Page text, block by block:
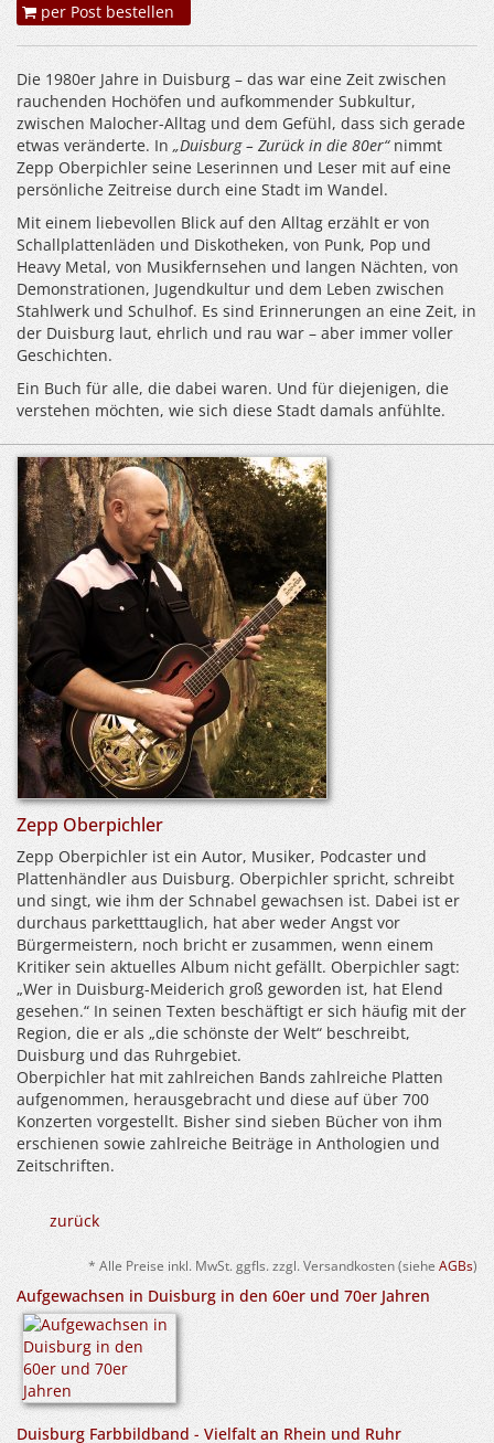
per Post bestellen
Die 1980er Jahre in Duisburg – das war eine Zeit zwischen
rauchenden Hochöfen und aufkommender Subkultur,
zwischen Malocher-Alltag und dem Gefühl, dass sich gerade
etwas veränderte. In „Duisburg – Zurück in die 80er“nimmt
Zepp Oberpichler seine Leserinnen und Leser mit auf eine
persönliche Zeitreise durch eine Stadt im Wandel.
Mit einem liebevollen Blick auf den Alltag erzählt er von
Schallplattenläden und Diskotheken, von Punk, Pop und
Heavy Metal, von Musikfernsehen und langen Nächten, von
Demonstrationen, Jugendkultur und dem Leben zwischen
Stahlwerk und Schulhof. Es sind Erinnerungen an eine Zeit, in
der Duisburg laut, ehrlich und rau war – aber immer voller
Geschichten.
Ein Buch für alle, die dabei waren. Und für diejenigen, die
verstehen möchten, wie sich diese Stadt damals anfühlte.
Zepp Oberpichler
Zepp Oberpichler ist ein Autor, Musiker, Podcaster und
Plattenhändler aus Duisburg. Oberpichler spricht, schreibt
und singt, wie ihm der Schnabel gewachsen ist. Dabei ist er
durchaus parketttauglich, hat aber weder Angst vor
Bürgermeistern, noch bricht er zusammen, wenn einem
Kritiker sein aktuelles Album nicht gefällt. Oberpichler sagt:
„Wer in Duisburg-Meiderich groß geworden ist, hat Elend
gesehen.“ In seinen Texten beschäftigt er sich häufig mit der
Region, die er als „die schönste der Welt“ beschreibt,
Duisburg und das Ruhrgebiet.
Oberpichler hat mit zahlreichen Bands zahlreiche Platten
aufgenommen, herausgebracht und diese auf über 700
Konzerten vorgestellt. Bisher sind sieben Bücher von ihm
erschienen sowie zahlreiche Beiträge in Anthologien und
Zeitschriften.
zurück
* Alle Preise inkl. MwSt. ggfls. zzgl. Versandkosten (siehe AGBs)
Aufgewachsen in Duisburg in den 60er und 70er Jahren
Duisburg Farbbildband - Vielfalt an Rhein und Ruhr